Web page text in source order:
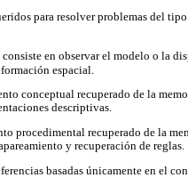
para resolver problemas del
consiste en observar el modelo o la
espacial.
conceptual recuperado de la
descriptivas.
procedimental recuperado de la
y recuperación de reglas.
basadas únicamente en el